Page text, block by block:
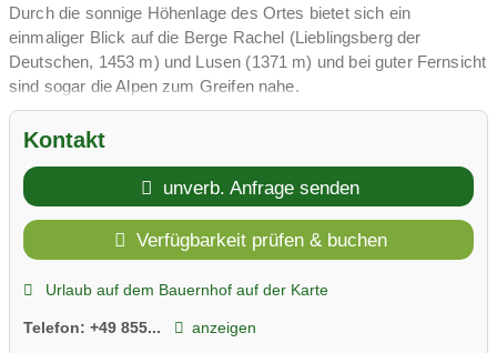
Durch die sonnige Höhenlage des Ortes bietet sich ein
einmaliger Blick auf die Berge Rachel (Lieblingsberg der
Deutschen, 1453 m) und Lusen (1371 m) und bei guter Fernsicht
sind sogar die Alpen zum Greifen nahe.
Sehr ruhige Lage, dennoch zentral. Sie können bequem
Speiselokale, Kurpark, Badesee, Rotwildgehege,
Waldgeschichtliches Museum, Wanderwege und Loipeneinstiege
zu Fuß erreichen. Wir bieten geräumige Ferienwohnungen auf
unserem Ferienhof sowie 1 Ferienhaus komplett zu mieten -
Urlaub mit Hund – Ihre Haustiere sind bei uns herzlich
Kontakt
unverb. Anfrage senden
Verfügbarkeit prüfen & buchen
Urlaub auf dem Bauernhof auf der Karte
Telefon: +49 855... anzeigen